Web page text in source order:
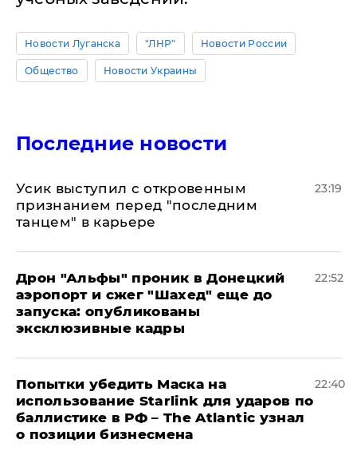
Новости Луганска "ЛНР" Новости России
Общество Новости Украины
Последние новости
Усик выступил с откровенным
признанием перед "последним
танцем" в карьере
23:19
Дрон "Альфы" проник в Донецкий
аэропорт и сжег "Шахед" еще до
запуска: опубликованы
эксклюзивные кадры
22:52
Попытки убедить Маска на
использование Starlink для ударов по
баллистике в РФ – The Atlantic узнал
о позиции бизнесмена
22:40